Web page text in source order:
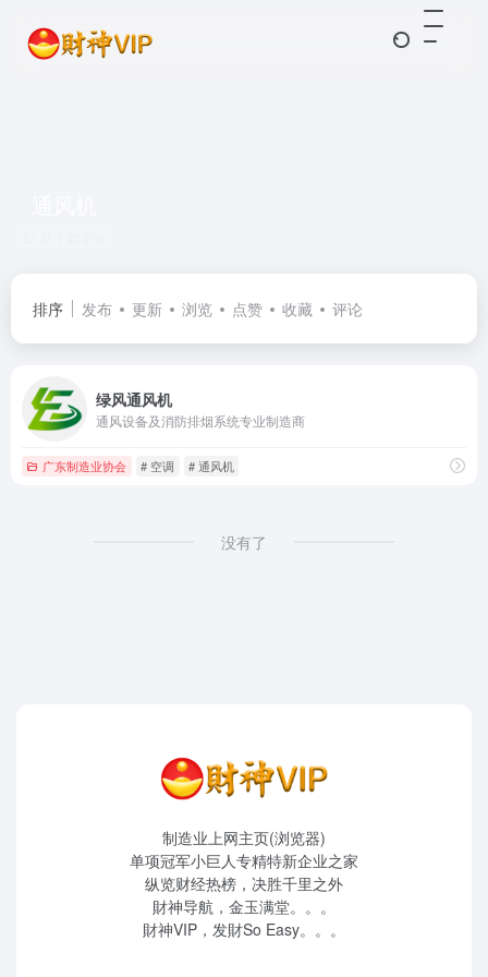
排序 发布 更新 浏览 点赞 收藏 评论
绿风通风机
通风设备及消防排烟系统专业制造商
广东制造业协会 # 空调 # 通风机
没有了
制造业上网主页(浏览器)
单项冠军小巨人专精特新企业之家
纵览财经热榜，决胜千里之外
財神导航，金玉满堂。。。
財神VIP，发財So Easy。。。